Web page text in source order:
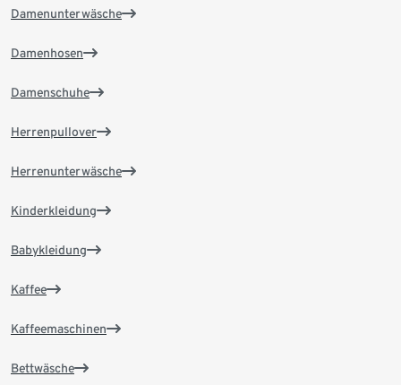
Damenunterwäsche
Damenhosen
Damenschuhe
Herrenpullover
Herrenunterwäsche
Kinderkleidung
Babykleidung
Kaffee
Kaffeemaschinen
Bettwäsche